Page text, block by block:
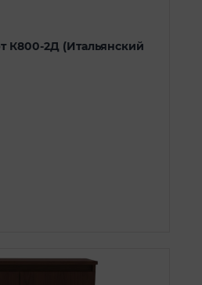
К800-2Д (Итальянский